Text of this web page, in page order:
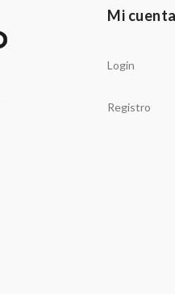
Mi cuenta
Login
Registro